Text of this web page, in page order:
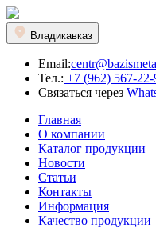
Владикавказ
Email:
Тел.: +7 (962) 567-22-
Связаться через
Главная
О компании
Каталог продукции
Новости
Статьи
Контакты
Информация
Качество продукции